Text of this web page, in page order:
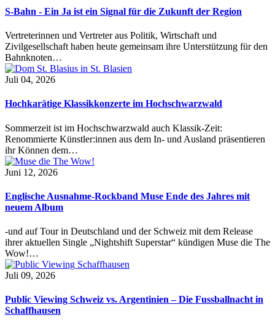
S-Bahn - Ein Ja ist ein Signal für die Zukunft der Region
Vertreterinnen und Vertreter aus Politik, Wirtschaft und
Zivilgesellschaft haben heute gemeinsam ihre Unterstützung für den
Bahnknoten…
Juli 04, 2026
Hochkarätige Klassikkonzerte im Hochschwarzwald
Sommerzeit ist im Hochschwarzwald auch Klassik-Zeit:
Renommierte Künstler:innen aus dem In- und Ausland präsentieren
ihr Können dem…
Juni 12, 2026
Englische Ausnahme-Rockband Muse Ende des Jahres mit
neuem Album
-und auf Tour in Deutschland und der Schweiz mit dem Release
ihrer aktuellen Single „Nightshift Superstar“ kündigen Muse die The
Wow!…
Juli 09, 2026
Public Viewing Schweiz vs. Argentinien – Die Fussballnacht in
Schaffhausen